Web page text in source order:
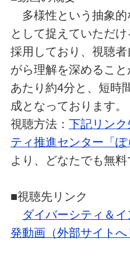
多様性という抽象的
として捉えていただ
採用しており、視聴
がら理解を深めるこ
あたり約4分と、短時
成となっております。
視聴方法： 下記リン
ティ推進センター「ぽ
より、どなたでも無料
■視聴先リンク
ダイバーシティ＆
発動画（外部サイトへ